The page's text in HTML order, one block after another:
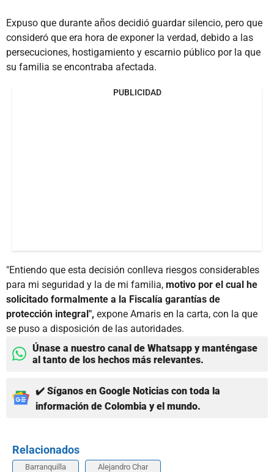
Expuso que durante años decidió guardar silencio, pero que
consideró que era hora de exponer la verdad, debido a las
persecuciones, hostigamiento y escarnio público por la que
su familia se encontraba afectada.
PUBLICIDAD
"Entiendo que esta decisión conlleva riesgos considerables
para mi seguridad y la de mi familia, motivo por el cual he
solicitado formalmente a la Fiscalía garantías de
protección integral", expone Amaris en la carta, con la que
se puso a disposición de las autoridades.
Únase a nuestro canal de Whatsapp y manténgase
al tanto de los hechos más relevantes.
✔️ Síganos en Google Noticias con toda la
información de Colombia y el mundo.
Relacionados
Barranquilla Alejandro Char